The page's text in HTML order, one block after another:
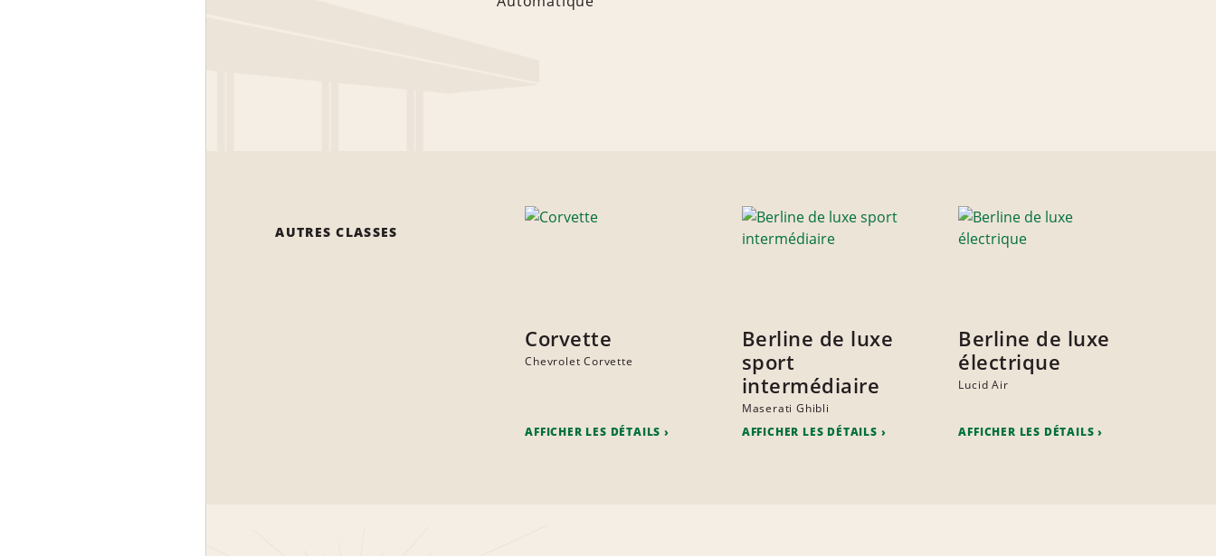
AUTRES CLASSES
Corvette
Chevrolet Corvette
AFFICHER LES DÉTAILS
Berline de luxe
sport
intermédiaire
Maserati Ghibli
AFFICHER LES DÉTAILS
Berline de luxe
électrique
Lucid Air
AFFICHER LES DÉTAILS